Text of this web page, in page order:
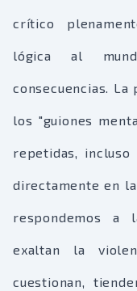
crítico
lógica al
consecuencias.
los "guiones
repetidas,
directamente en
respondemos a
exaltan la
cuestionan,